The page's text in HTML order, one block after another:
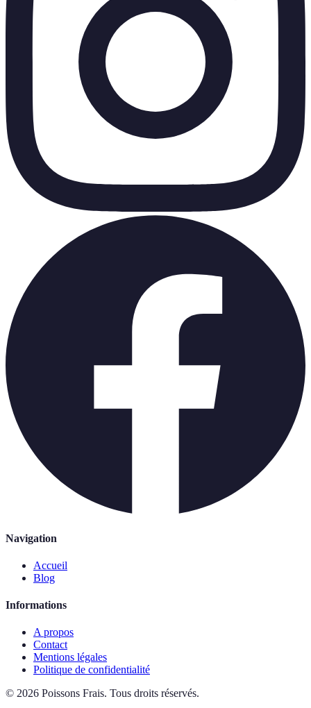
Navigation
Accueil
Blog
Informations
A propos
Contact
Mentions légales
Politique de confidentialité
© 2026 Poissons Frais. Tous droits réservés.